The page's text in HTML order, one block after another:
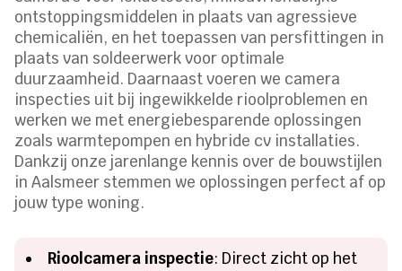
ontstoppingsmiddelen in plaats van agressieve
chemicaliën, en het toepassen van persfittingen in
plaats van soldeerwerk voor optimale
duurzaamheid. Daarnaast voeren we camera
inspecties uit bij ingewikkelde rioolproblemen en
werken we met energiebesparende oplossingen
zoals warmtepompen en hybride cv installaties.
Dankzij onze jarenlange kennis over de bouwstijlen
in Aalsmeer stemmen we oplossingen perfect af op
jouw type woning.
Rioolcamera inspectie: Direct zicht op het